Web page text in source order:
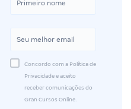
Concordo com a Política de
Privacidade e aceito
receber comunicações do
Gran Cursos Online.